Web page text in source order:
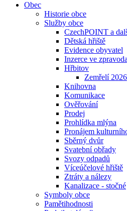
Obec
Historie obce
Služby obce
CzechPOINT a
Dětská hřiště
Evidence obyvatel
Inzerce ve
Hřbitov
Zemřelí 2026
Knihovna
Komunikace
Ověřování
Prodej
Prohlídka mlýna
Pronájem
Sběrný dvůr
Svatební obřady
Svozy odpadů
Víceúčelové hřiště
Ztráty a nálezy
Kanalizace - stočné
Symboly obce
Pamětihodnosti